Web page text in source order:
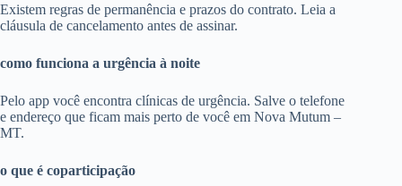
Existem regras de permanência e prazos do contrato. Leia a
cláusula de cancelamento antes de assinar.
como funciona a urgência à noite
Pelo app você encontra clínicas de urgência. Salve o telefone
e endereço que ficam mais perto de você em Nova Mutum –
MT.
o que é coparticipação